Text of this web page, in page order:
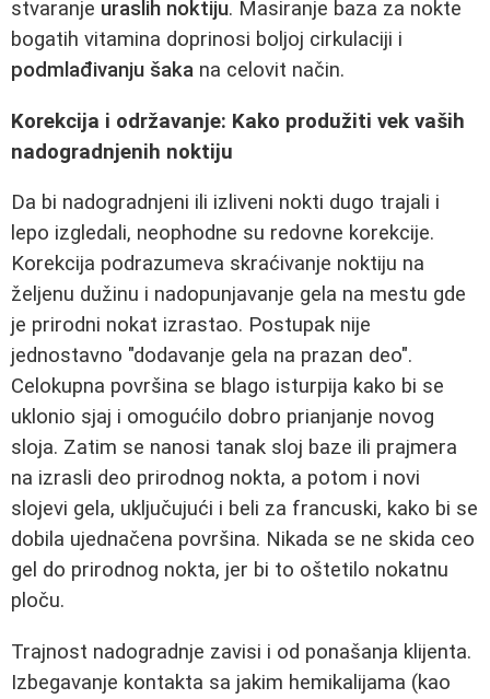
stvaranje uraslih noktiju. Masiranje baza za nokte
bogatih vitamina doprinosi boljoj cirkulaciji i
podmlađivanju šaka na celovit način.
Korekcija i održavanje: Kako produžiti vek vaših
nadogradnjenih noktiju
Da bi nadogradnjeni ili izliveni nokti dugo trajali i
lepo izgledali, neophodne su redovne korekcije.
Korekcija podrazumeva skraćivanje noktiju na
željenu dužinu i nadopunjavanje gela na mestu gde
je prirodni nokat izrastao. Postupak nije
jednostavno "dodavanje gela na prazan deo".
Celokupna površina se blago isturpija kako bi se
uklonio sjaj i omogućilo dobro prianjanje novog
sloja. Zatim se nanosi tanak sloj baze ili prajmera
na izrasli deo prirodnog nokta, a potom i novi
slojevi gela, uključujući i beli za francuski, kako bi se
dobila ujednačena površina. Nikada se ne skida ceo
gel do prirodnog nokta, jer bi to oštetilo nokatnu
ploču.
Trajnost nadogradnje zavisi i od ponašanja klijenta.
Izbegavanje kontakta sa jakim hemikalijama (kao